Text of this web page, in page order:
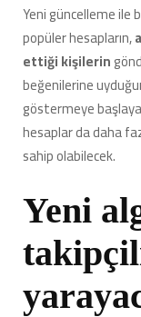
Yeni güncelleme ile
popüler hesapların,
ettiği kişilerin
beğenilerine
göstermeye
hesaplar da daha
sahip olabilecek.
Yeni